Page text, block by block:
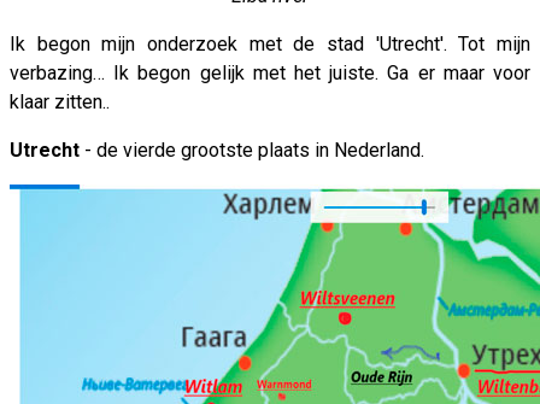
Ik begon mijn onderzoek met de stad 'Utrecht'. Tot mijn
verbazing… Ik begon gelijk met het juiste. Ga er maar voor
klaar zitten..
Utrecht - de vierde grootste plaats in Nederland.